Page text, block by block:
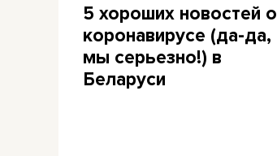
5 хороших новостей о
коронавирусе (да-да,
мы серьезно!) в
Беларуси